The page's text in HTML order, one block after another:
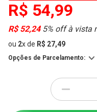
R$ 54,99
R$ 52,245% off à vista
ou 2xde R$ 27,49
Opções de Parcelamento:
-